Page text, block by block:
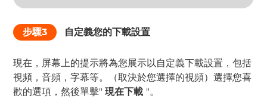
步驟3 自定義您的下載設置
現在，屏幕上的提示將為您展示以自定義下載設置，包括
視頻，音頻，字幕等。（取決於您選擇的視頻）選擇您喜
歡的選項，然後單擊"現在下載 "。